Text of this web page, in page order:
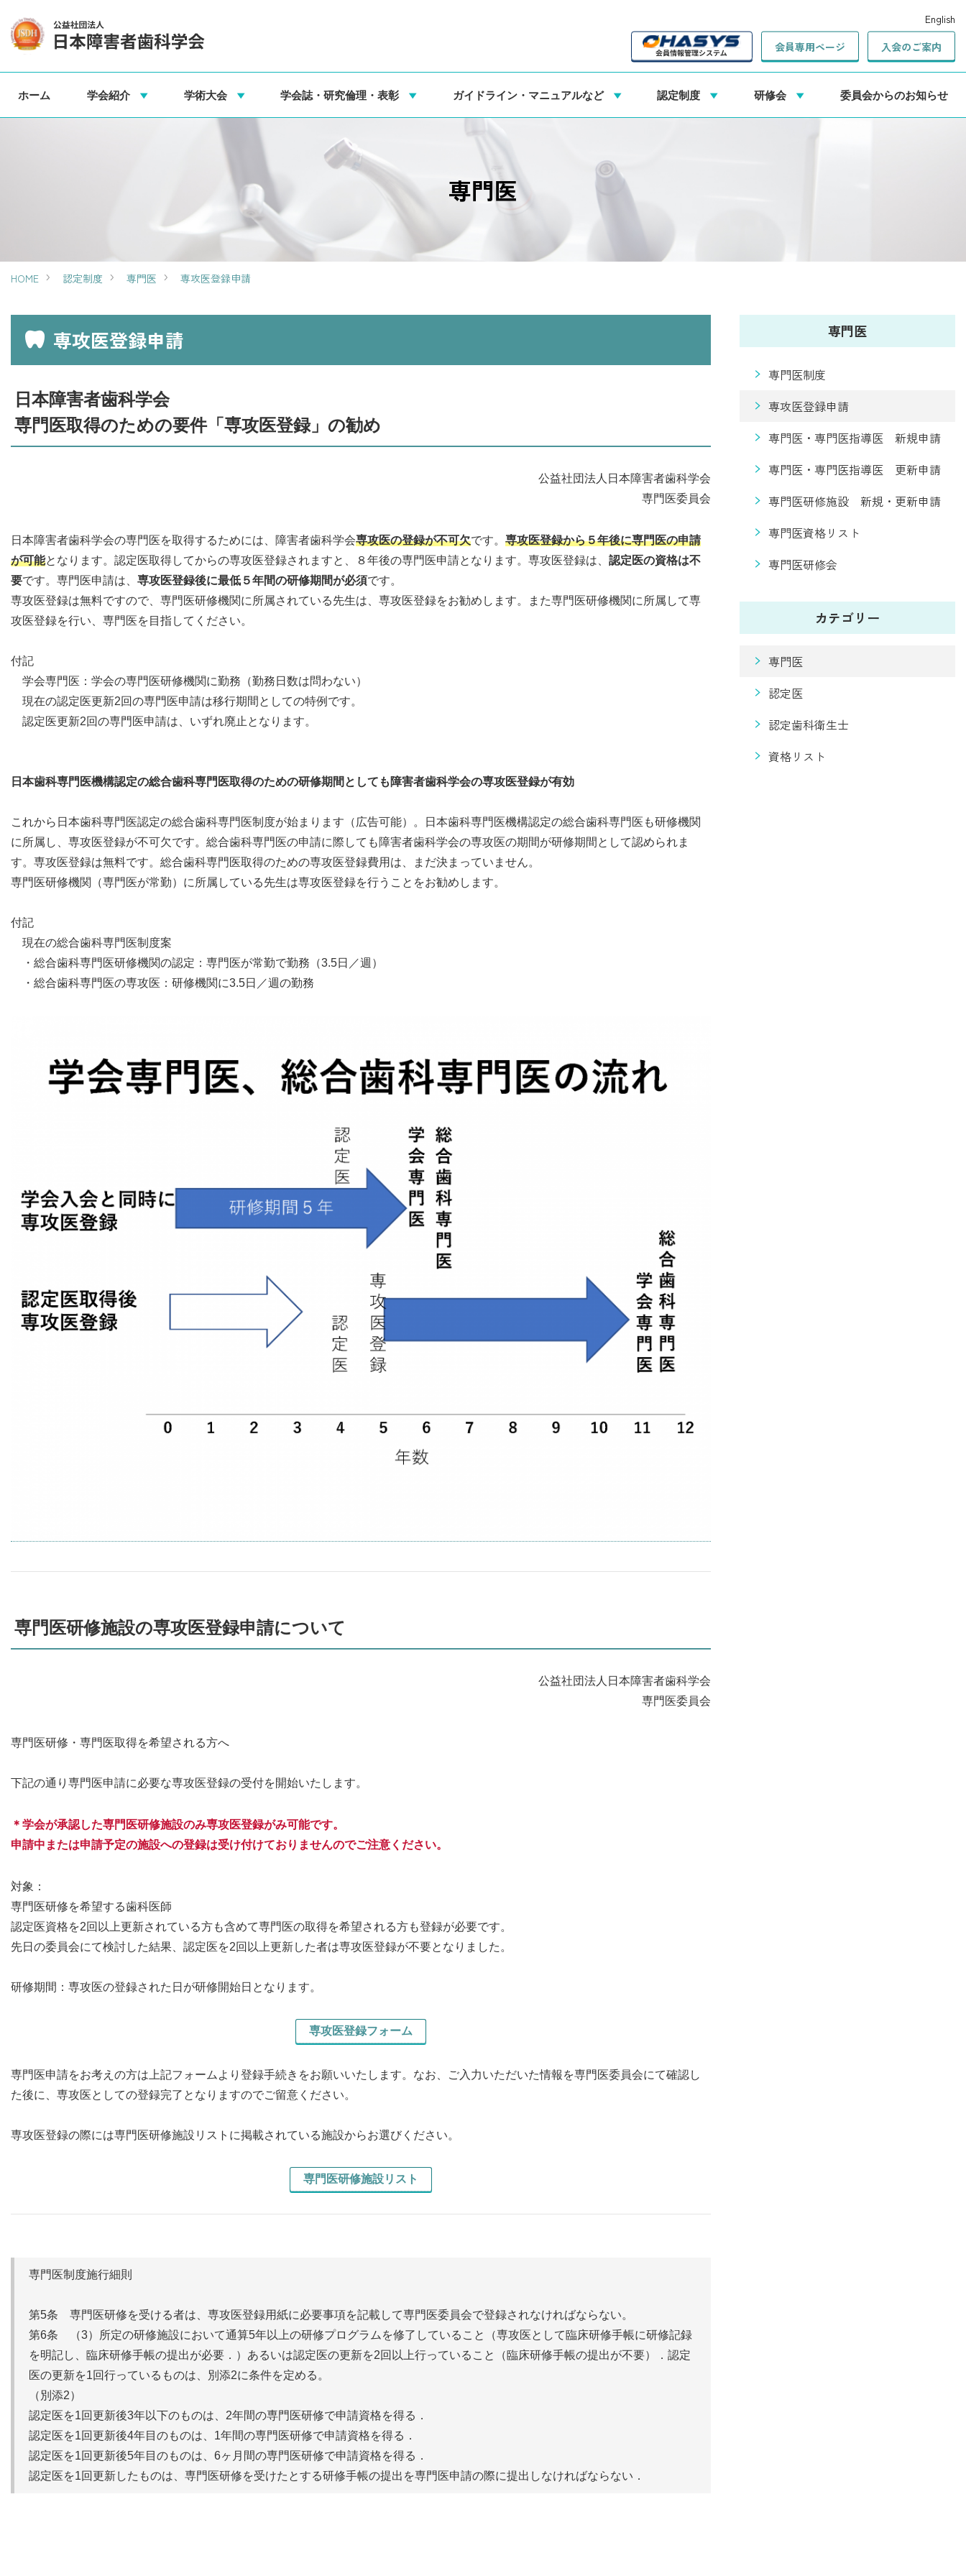
English
会員専用ページ
入会のご案内
ホーム 学会紹介 学術大会 学会誌・研究倫理・表彰 ガイドライン・マニュアルなど 認定制度 研修会 委員会からのお知らせ
専門医
HOME 認定制度 専門医 専攻医登録申請
専攻医登録申請
日本障害者歯科学会
専門医取得のための要件「専攻医登録」の勧め
公益社団法人日本障害者歯科学会
専門医委員会
日本障害者歯科学会の専門医を取得するためには、障害者歯科学会専攻医の登録が不可欠です。 専攻医登録から５年後に専門医の申請
が可能となります。認定医取得してからの専攻医登録されますと、８年後の専門医申請となります。専攻医登録は、 認定医の資格は不
要です。専門医申請は、 専攻医登録後に最低５年間の研修期間が必須です。
専攻医登録は無料ですので、専門医研修機関に所属されている先生は、専攻医登録をお勧めします。また専門医研修機関に所属して専
攻医登録を行い、専門医を目指してください。
付記
学会専門医：学会の専門医研修機関に勤務（勤務日数は問わない）
現在の認定医更新2回の専門医申請は移行期間としての特例です。
認定医更新2回の専門医申請は、いずれ廃止となります。
日本歯科専門医機構認定の総合歯科専門医取得のための研修期間としても障害者歯科学会の専攻医登録が有効
これから日本歯科専門医認定の総合歯科専門医制度が始まります（広告可能）。日本歯科専門医機構認定の総合歯科専門医も研修機関
に所属し、専攻医登録が不可欠です。総合歯科専門医の申請に際しても障害者歯科学会の専攻医の期間が研修期間として認められま
す。専攻医登録は無料です。総合歯科専門医取得のための専攻医登録費用は、まだ決まっていません。
専門医研修機関（専門医が常勤）に所属している先生は専攻医登録を行うことをお勧めします。
付記
現在の総合歯科専門医制度案
・総合歯科専門医研修機関の認定：専門医が常勤で勤務（3.5日／週）
・総合歯科専門医の専攻医：研修機関に3.5日／週の勤務
専門医研修施設の専攻医登録申請について
公益社団法人日本障害者歯科学会
専門医委員会
専門医研修・専門医取得を希望される方へ
下記の通り専門医申請に必要な専攻医登録の受付を開始いたします。
＊学会が承認した専門医研修施設のみ専攻医登録がみ可能です。
申請中または申請予定の施設への登録は受け付けておりませんのでご注意ください。
対象：
専門医研修を希望する歯科医師
認定医資格を2回以上更新されている方も含めて専門医の取得を希望される方も登録が必要です。
先日の委員会にて検討した結果、認定医を2回以上更新した者は専攻医登録が不要となりました。
研修期間：専攻医の登録された日が研修開始日となります。
専攻医登録フォーム
専門医申請をお考えの方は上記フォームより登録手続きをお願いいたします。なお、ご入力いただいた情報を専門医委員会にて確認し
た後に、専攻医としての登録完了となりますのでご留意ください。
専攻医登録の際には専門医研修施設リストに掲載されている施設からお選びください。
専門医研修施設リスト
専門医制度施行細則
第5条 専門医研修を受ける者は、専攻医登録用紙に必要事項を記載して専門医委員会で登録されなければならない。
第6条 （3）所定の研修施設において通算5年以上の研修プログラムを修了していること（専攻医として臨床研修手帳に研修記録
を明記し、臨床研修手帳の提出が必要．）あるいは認定医の更新を2回以上行っていること（臨床研修手帳の提出が不要）．認定
医の更新を1回行っているものは、別添2に条件を定める。
（別添2）
認定医を1回更新後3年以下のものは、2年間の専門医研修で申請資格を得る．
認定医を1回更新後4年目のものは、1年間の専門医研修で申請資格を得る．
認定医を1回更新後5年目のものは、6ヶ月間の専門医研修で申請資格を得る．
認定医を1回更新したものは、専門医研修を受けたとする研修手帳の提出を専門医申請の際に提出しなければならない．
専門医
専門医制度
専攻医登録申請
専門医・専門医指導医 新規申請
専門医・専門医指導医 更新申請
専門医研修施設 新規・更新申請
専門医資格リスト
専門医研修会
カテゴリー
専門医
認定医
認定歯科衛生士
資格リスト